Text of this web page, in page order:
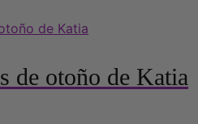
de otoño de Katia